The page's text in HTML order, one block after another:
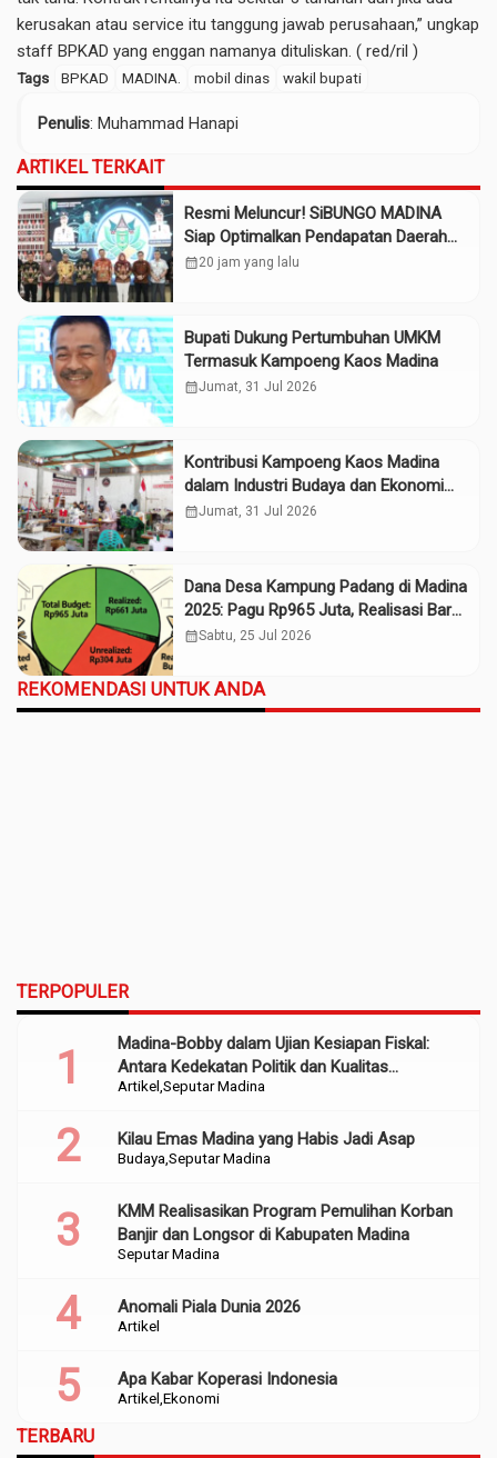
kerusakan atau service itu tanggung jawab perusahaan,” ungkap
staff BPKAD yang enggan namanya dituliskan. ( red/ril )
Tags BPKAD MADINA. mobil dinas wakil bupati
Penulis: Muhammad Hanapi
ARTIKEL TERKAIT
Resmi Meluncur! SiBUNGO MADINA
Siap Optimalkan Pendapatan Daerah
Madina
calendar_month20 jam yang lalu
Bupati Dukung Pertumbuhan UMKM
Termasuk Kampoeng Kaos Madina
calendar_monthJumat, 31 Jul 2026
Kontribusi Kampoeng Kaos Madina
dalam Industri Budaya dan Ekonomi
Daerah
calendar_monthJumat, 31 Jul 2026
Dana Desa Kampung Padang di Madina
2025: Pagu Rp965 Juta, Realisasi Baru
Rp661 Juta
calendar_monthSabtu, 25 Jul 2026
REKOMENDASI UNTUK ANDA
TERPOPULER
Artikel Seputar Madina
Madina-Bobby dalam Ujian Kesiapan Fiskal:
Antara Kedekatan Politik dan Kualitas
Perencanaan
Budaya Seputar Madina
Kilau Emas Madina yang Habis Jadi Asap
Seputar Madina
KMM Realisasikan Program Pemulihan Korban
Banjir dan Longsor di Kabupaten Madina
Artikel
Anomali Piala Dunia 2026
Artikel Ekonomi
Apa Kabar Koperasi Indonesia
TERBARU